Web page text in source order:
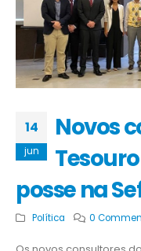
14
jun
Novos
posse na
Política 0